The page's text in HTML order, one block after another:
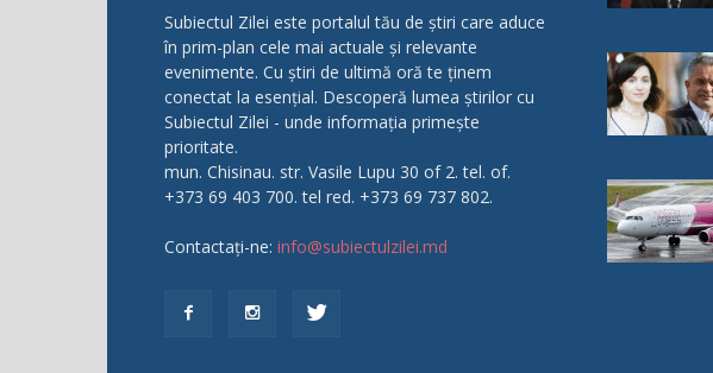
Subiectul Zilei este portalul tău de știri care aduce
în prim-plan cele mai actuale și relevante
evenimente. Cu știri de ultimă oră te ținem
conectat la esențial. Descoperă lumea știrilor cu
Subiectul Zilei - unde informația primește
prioritate.
mun. Chisinau. str. Vasile Lupu 30 of 2. tel. of.
+373 69 403 700. tel red. +373 69 737 802.
Contactați-ne: info@subiectulzilei.md